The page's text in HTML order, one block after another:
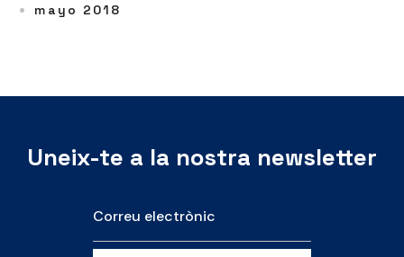
mayo 2018
Uneix-te a la nostra newsletter